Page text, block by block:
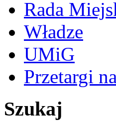
Rada
Władze
UMiG
Przetargi
Szukaj